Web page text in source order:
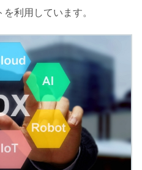
利用しています。